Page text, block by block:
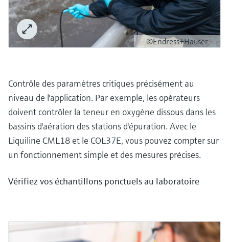
©Endress+Hauser
Contrôle des paramètres critiques précisément au
niveau de l'application. Par exemple, les opérateurs
doivent contrôler la teneur en oxygène dissous dans les
bassins d'aération des stations d'épuration. Avec le
Liquiline CML18 et le COL37E, vous pouvez compter sur
un fonctionnement simple et des mesures précises.
Vérifiez vos échantillons ponctuels au laboratoire